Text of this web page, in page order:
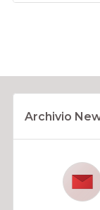
Archivio